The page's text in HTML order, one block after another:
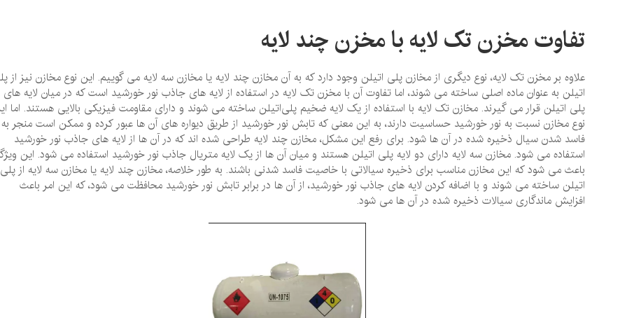
تفاوت مخزن تک لایه با مخزن چند لایه
علاوه بر مخزن تک لایه، نوع دیگری از مخازن پلی‌ اتیلن وجود دارد که به آن مخازن چند لایه یا مخازن سه لایه می‌ گوییم. این نوع مخازن نیز از
‌اتیلن به عنوان ماده اصلی ساخته می ‌شوند، اما تفاوت آن با مخزن تک لایه در استفاده از لایه‌ های جاذب نور خورشید است که در میان لایه ‌های
پلی‌ اتیلن قرار می‌ گیرند. مخازن تک لایه با استفاده از یک لایه ضخیم پلی‌اتیلن ساخته می ‌شوند و دارای مقاومت فیزیکی بالایی هستند. اما
نوع مخازن نسبت به نور خورشید حساسیت دارند، به این معنی که تابش نور خورشید از طریق دیواره‌ های آن ها عبور کرده و ممکن است منجر به
فاسد شدن سیال ذخیره شده در آن ها شود. برای رفع این مشکل، مخازن چند لایه طراحی شده ‌اند که در آن ها از لایه‌ های جاذب نور خورشید
استفاده می‌ شود. مخازن سه لایه دارای دو لایه پلی ‌اتیلن هستند و میان آن ها از یک لایه متریال جاذب نور خورشید استفاده می‌ شود. این
باعث می‌ شود که این مخازن مناسب برای ذخیره سیالاتی با خاصیت فاسد شدنی باشند. به طور خلاصه، مخازن چند لایه یا مخازن سه لایه از پلی
‌اتیلن ساخته می‌ شوند و با اضافه کردن لایه‌ های جاذب نور خورشید، از آن ها در برابر تابش نور خورشید محافظت می ‌شود، که این امر باعث
افزایش ماندگاری سیالات ذخیره شده در آن ها می‌ شود.